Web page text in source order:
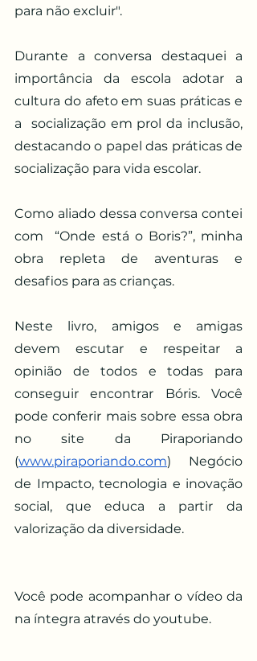
para não excluir".
Durante a conversa destaquei a
importância da escola adotar a
cultura do afeto em suas práticas e
a  socialização em prol da inclusão,
destacando o papel das práticas de
socialização para vida escolar.
Como aliado dessa conversa contei
com  “Onde está o Boris?”, minha
obra repleta de aventuras e
desafios para as crianças.
Neste livro, amigos e amigas
devem escutar e respeitar a
opinião de todos e todas para
conseguir encontrar Bóris. Você
pode conferir mais sobre essa obra
no site da Piraporiando
(www.piraporiando.com) Negócio
de Impacto, tecnologia e inovação
social, que educa a partir da
valorização da diversidade.
Você pode acompanhar o vídeo da
na íntegra através do youtube.